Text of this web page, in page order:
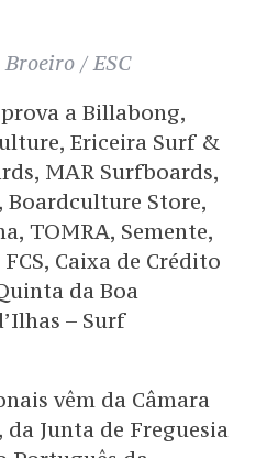
/ ESC
a Billabong,
Ericeira Surf &
MAR Surfboards,
Store,
TOMRA, Semente,
Caixa de Crédito
da Boa
– Surf
vêm da Câmara
Junta de Freguesia